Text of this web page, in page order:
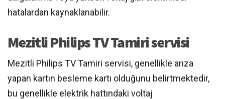
hatalardan kaynaklanabilir.
Mezitli Philips TV Tamiri servisi
Mezitli Philips TV Tamiri servisi, genellikle arıza
yapan kartın besleme kartı olduğunu belirtmektedir,
bu genellikle elektrik hattındaki voltaj